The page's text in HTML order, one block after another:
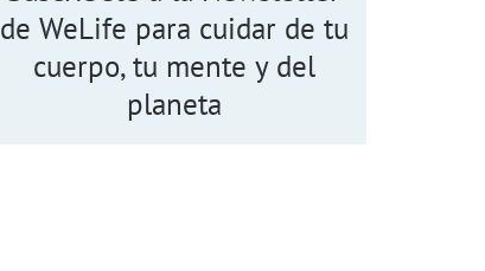
de WeLife para cuidar de tu
cuerpo, tu mente y del
planeta